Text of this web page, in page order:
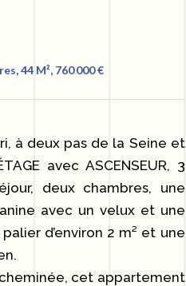
44 M², 760 000 €
à deux pas de la Seine et
avec ASCENSEUR, 3
deux chambres, une
avec un velux et une
d’environ 2 m² et une
cet appartement